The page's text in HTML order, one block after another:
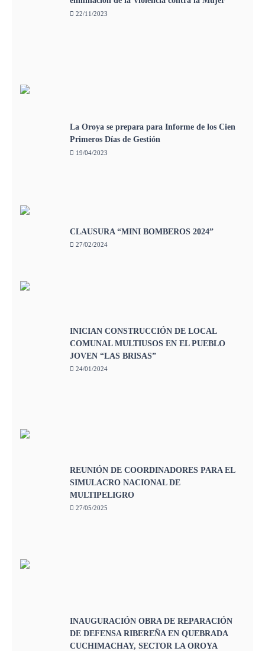
22/11/2023
La Oroya se prepara para Informe de los Cien
Primeros Días de Gestión
19/04/2023
CLAUSURA “MINI BOMBEROS 2024”
27/02/2024
INICIAN CONSTRUCCIÓN DE LOCAL
COMUNAL MULTIUSOS EN EL PUEBLO
JOVEN “LAS BRISAS”
24/01/2024
REUNIÓN DE COORDINADORES PARA EL
SIMULACRO NACIONAL DE
MULTIPELIGRO
27/05/2025
INAUGURACIÓN OBRA DE REPARACIÓN
DE DEFENSA RIBEREÑA EN QUEBRADA
CUCHIMACHAY, SECTOR LA OROYA